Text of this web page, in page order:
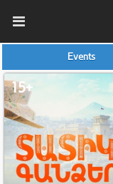
Events
15+